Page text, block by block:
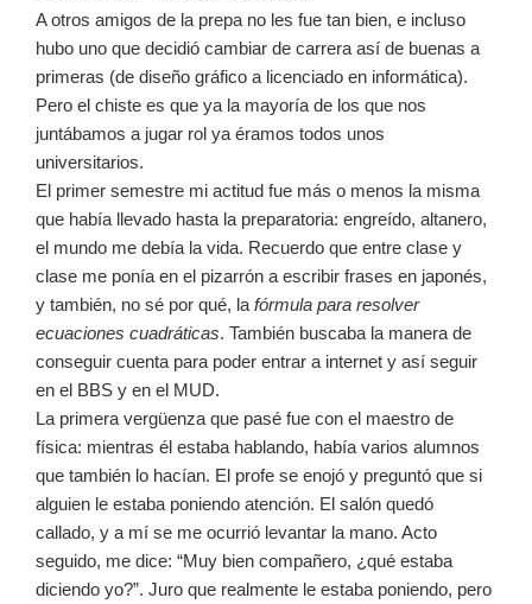
A otros amigos de la prepa no les fue tan bien, e incluso
hubo uno que decidió cambiar de carrera así de buenas a
primeras (de diseño gráfico a licenciado en informática).
Pero el chiste es que ya la mayoría de los que nos
juntábamos a jugar rol ya éramos todos unos
universitarios.
El primer semestre mi actitud fue más o menos la misma
que había llevado hasta la preparatoria: engreído, altanero,
el mundo me debía la vida. Recuerdo que entre clase y
clase me ponía en el pizarrón a escribir frases en japonés,
y también, no sé por qué, la fórmula para resolver
ecuaciones cuadráticas. También buscaba la manera de
conseguir cuenta para poder entrar a internet y así seguir
en el BBS y en el MUD.
La primera vergüenza que pasé fue con el maestro de
física: mientras él estaba hablando, había varios alumnos
que también lo hacían. El profe se enojó y preguntó que si
alguien le estaba poniendo atención. El salón quedó
callado, y a mí se me ocurrió levantar la mano. Acto
seguido, me dice: “Muy bien compañero, ¿qué estaba
diciendo yo?”. Juro que realmente le estaba poniendo, pero